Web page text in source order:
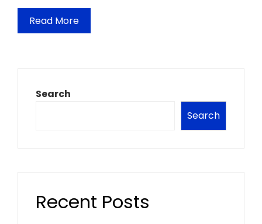
Read More
Search
Search
Recent Posts